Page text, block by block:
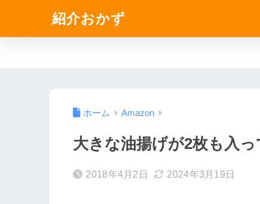
紹介おかず
ホーム Amazon
大きな油揚げが2枚も入
2018年4月2日 2024年3月19日